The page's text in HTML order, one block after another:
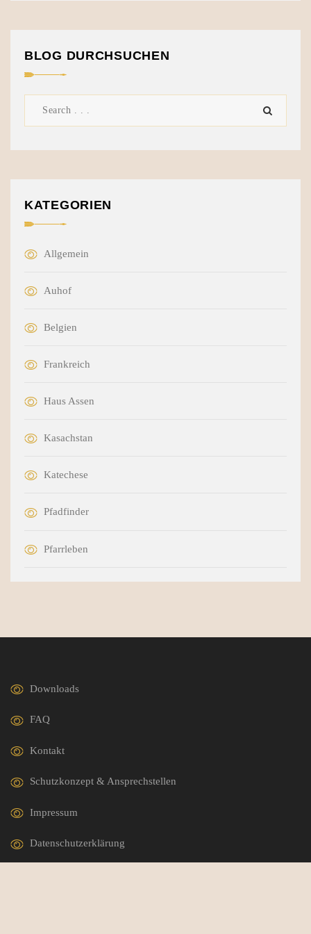
BLOG DURCHSUCHEN
KATEGORIEN
Allgemein
Auhof
Belgien
Frankreich
Haus Assen
Kasachstan
Katechese
Pfadfinder
Pfarrleben
Downloads
FAQ
Kontakt
Schutzkonzept & Ansprechstellen
Impressum
Datenschutzerklärung